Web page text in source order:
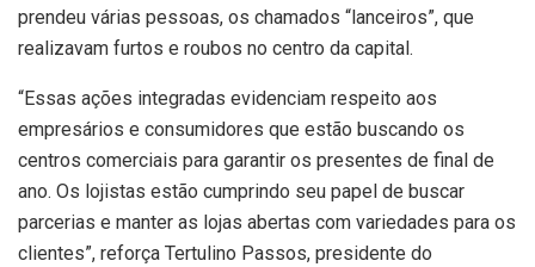
prendeu várias pessoas, os chamados “lanceiros”, que
realizavam furtos e roubos no centro da capital.
“Essas ações integradas evidenciam respeito aos
empresários e consumidores que estão buscando os
centros comerciais para garantir os presentes de final de
ano. Os lojistas estão cumprindo seu papel de buscar
parcerias e manter as lojas abertas com variedades para os
clientes”, reforça Tertulino Passos, presidente do